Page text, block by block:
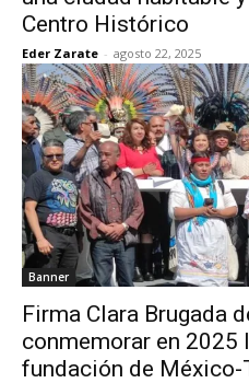
Centro Histórico
Eder Zarate - agosto 22, 2025
Banner
Firma Clara Brugada
conmemorar en 2025
fundación de